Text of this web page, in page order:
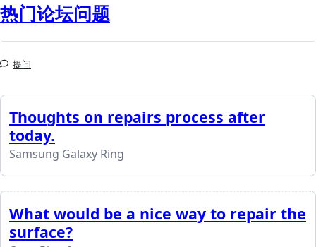
热门论坛问题
提问
Thoughts on repairs process after
today.
Samsung Galaxy Ring
What would be a nice way to repair the
surface?